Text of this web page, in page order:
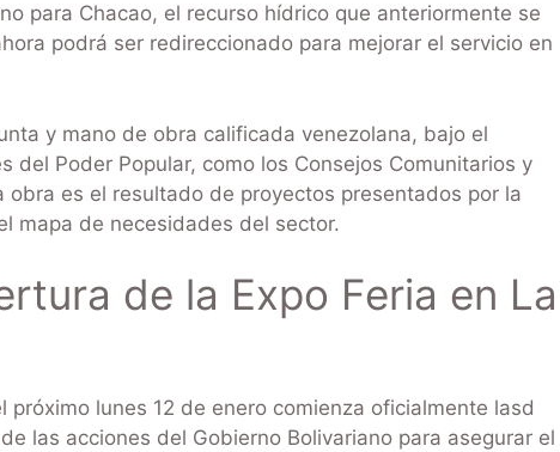
para Chacao, el recurso hídrico que anteriormente se
podrá ser redireccionado para mejorar el servicio en
y mano de obra calificada venezolana, bajo el
del Poder Popular, como los Consejos Comunitarios y
es el resultado de proyectos presentados por la
mapa de necesidades del sector.
de la Expo Feria en La
lunes 12 de enero comienza oficialmente lasd
las acciones del Gobierno Bolivariano para asegurar el